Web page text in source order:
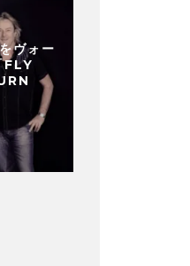
ヴォー
FLY